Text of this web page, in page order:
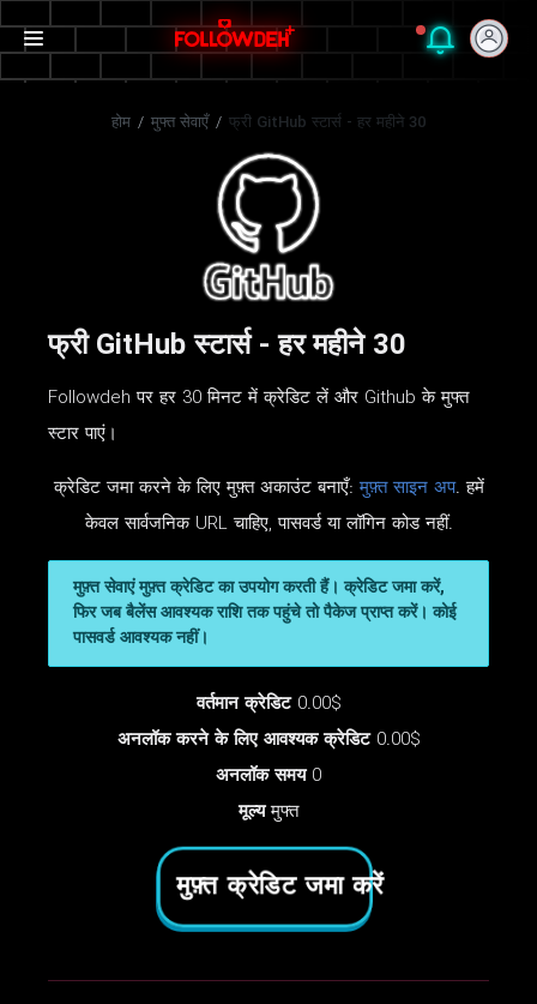
होम / मुफ्त सेवाएँ / फ्री GitHub स्टार्स - हर महीने 30
फ्री GitHub स्टार्स - हर महीने 30
Followdeh पर हर 30 मिनट में क्रेडिट लें और Github के मुफ्त
स्टार पाएं।
क्रेडिट जमा करने के लिए मुफ़्त अकाउंट बनाएँ:मुफ़्त साइन अप. हमें
केवल सार्वजनिक URL चाहिए, पासवर्ड या लॉगिन कोड नहीं.
मुफ़्त सेवाएं मुफ़्त क्रेडिट का उपयोग करती हैं। क्रेडिट जमा करें,
फिर जब बैलेंस आवश्यक राशि तक पहुंचे तो पैकेज प्राप्त करें। कोई
पासवर्ड आवश्यक नहीं।
वर्तमान क्रेडिट 0.00$
अनलॉक करने के लिए आवश्यक क्रेडिट 0.00$
अनलॉक समय0
मूल्यमुफ्त
मुफ़्त क्रेडिट जमा करें